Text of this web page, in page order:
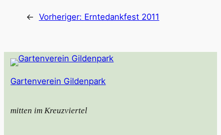
← Vorheriger: Erntedankfest 2011
Gartenverein Gildenpark
mitten im Kreuzviertel